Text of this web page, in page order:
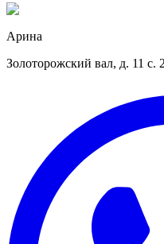
Арина
Золоторожский вал, д. 11 с.